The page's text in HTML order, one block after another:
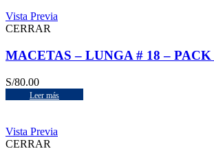
Vista Previa
CERRAR
MACETAS – LUNGA # 18 –
S/80.00
Leer más
Vista Previa
CERRAR